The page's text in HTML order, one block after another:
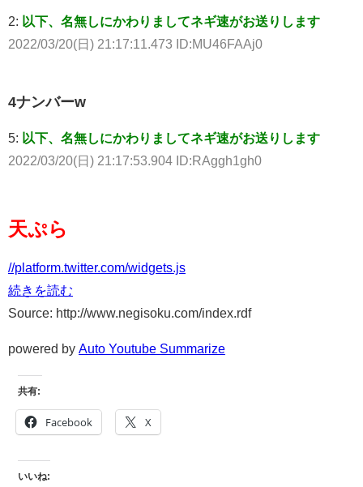
2: 以下、名無しにかわりましてネギ速がお送りします
2022/03/20(日) 21:17:11.473 ID:MU46FAAj0
4ナンバーw
5: 以下、名無しにかわりましてネギ速がお送りします
2022/03/20(日) 21:17:53.904 ID:RAggh1gh0
天ぷら
//platform.twitter.com/widgets.js
続きを読む
Source: http://www.negisoku.com/index.rdf
powered by Auto Youtube Summarize
共有:
Facebook X
いいね: